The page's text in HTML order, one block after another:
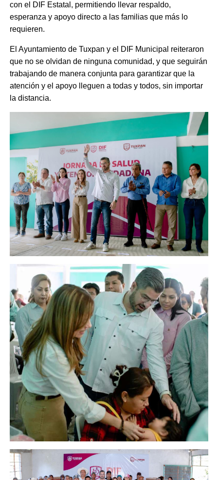
con el DIF Estatal, permitiendo llevar respaldo,
esperanza y apoyo directo a las familias que más lo
requieren.
El Ayuntamiento de Tuxpan y el DIF Municipal reiteraron
que no se olvidan de ninguna comunidad, y que seguirán
trabajando de manera conjunta para garantizar que la
atención y el apoyo lleguen a todas y todos, sin importar
la distancia.